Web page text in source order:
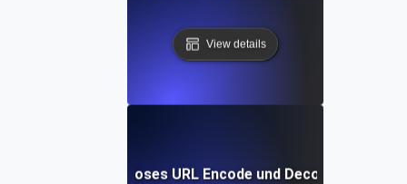
View details
Kostenloses URL Encode und Decode Tool